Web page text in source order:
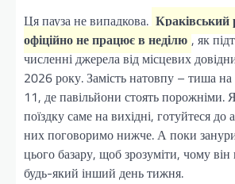
Ця пауза не випадкова. Краківський
офіційно не працює в неділю , як
численні джерела від місцевих
2026 року. Замість натовпу – тиша на
11, де павільйони стоять порожніми.
поїздку саме на вихідні, готуйтеся
них поговоримо нижче. А поки
цього базару, щоб зрозуміти, чому
будь-який інший день тижня.